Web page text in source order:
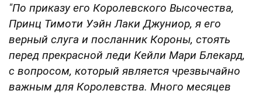
"По приказу его Королевского Высочества,
Принц Тимоти Уэйн Лаки Джуниор, я его
верный слуга и посланник Короны, стоять
перед прекрасной леди Кейли Мари Блекард,
с вопросом, который является чрезвычайно
важным для Королевства. Много месяцев